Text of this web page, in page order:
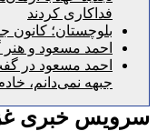
فداکاری کردند
بلوچستان؛ کانون جدید
احمد مسعود و هنر گوش
احمد مسعود در گفت‌وگو
جبهه نمی‌دانم، خادم یک
خبری غزنی